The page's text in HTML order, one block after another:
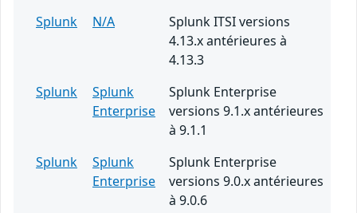
Splunk
N/A
Splunk ITSI versions
4.13.x antérieures à
4.13.3
Splunk
Splunk
Enterprise
Splunk Enterprise
versions 9.1.x antérieures
à 9.1.1
Splunk
Splunk
Enterprise
Splunk Enterprise
versions 9.0.x antérieures
à 9.0.6